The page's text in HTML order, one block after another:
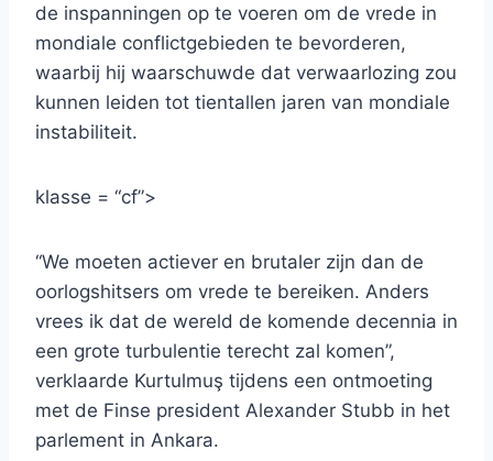
de inspanningen op te voeren om de vrede in
mondiale conflictgebieden te bevorderen,
waarbij hij waarschuwde dat verwaarlozing zou
kunnen leiden tot tientallen jaren van mondiale
instabiliteit.
klasse = “cf”>
“We moeten actiever en brutaler zijn dan de
oorlogshitsers om vrede te bereiken. Anders
vrees ik dat de wereld de komende decennia in
een grote turbulentie terecht zal komen”,
verklaarde Kurtulmuş tijdens een ontmoeting
met de Finse president Alexander Stubb in het
parlement in Ankara.